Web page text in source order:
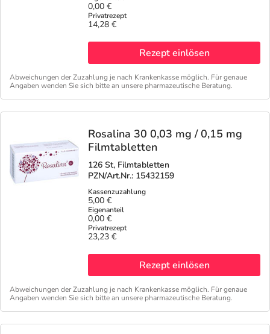
0,00 €
14,28 €
Rezept einlösen
Abweichungen der Zuzahlung je nach Krankenkasse möglich. Für genaue
Angaben wenden Sie sich bitte an unsere pharmazeutische Beratung.
Rosalina 30 0,03 mg / 0,15 mg
Filmtabletten
126 St, Filmtabletten
PZN/Art.Nr.: 15432159
5,00 €
0,00 €
23,23 €
Rezept einlösen
Abweichungen der Zuzahlung je nach Krankenkasse möglich. Für genaue
Angaben wenden Sie sich bitte an unsere pharmazeutische Beratung.